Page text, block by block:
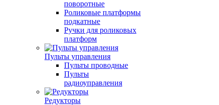
поворотные
Роликовые платформы
подкатные
Ручки для роликовых
платформ
Пульты управления
Пульты проводные
Пульты
радиоуправления
Редукторы